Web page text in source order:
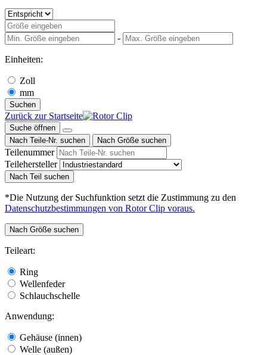
-
Einheiten:
Zoll
mm
Suchen
Zurück zur Startseite
Suche öffnen
Nach Teile-Nr. suchen
Nach Größe suchen
Teilenummer
Teilehersteller
Nach Teil suchen
*Die Nutzung der Suchfunktion setzt die Zustimmung zu den
Datenschutzbestimmungen von Rotor Clip voraus.
Nach Größe suchen
Teileart:
Ring
Wellenfeder
Schlauchschelle
Anwendung:
Gehäuse (innen)
Welle (außen)